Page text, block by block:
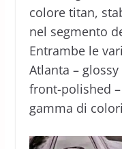
colore titan,
nel segmento
Entrambe le
Atlanta –
front-polished
gamma di